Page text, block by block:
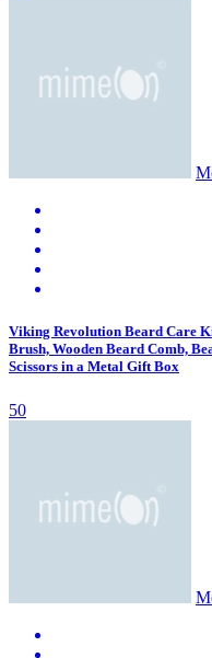
Viking Revolution Beard Care
Brush, Wooden Beard Comb,
Scissors in a Metal Gift Box
50